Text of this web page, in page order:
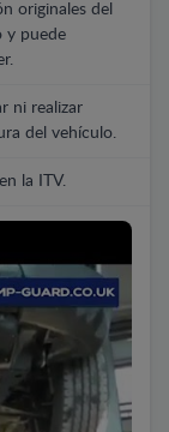
originales del
y puede
ni realizar
del vehículo.
la ITV.